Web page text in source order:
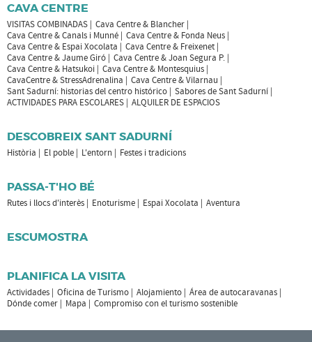
CAVA CENTRE
VISITAS COMBINADAS
Cava Centre & Blancher
Cava Centre & Canals i Munné
Cava Centre & Fonda Neus
Cava Centre & Espai Xocolata
Cava Centre & Freixenet
Cava Centre & Jaume Giró
Cava Centre & Joan Segura P.
Cava Centre & Hatsukoi
Cava Centre & Montesquius
CavaCentre & StressAdrenalina
Cava Centre & Vilarnau
Sant Sadurní: historias del centro histórico
Sabores de Sant Sadurní
ACTIVIDADES PARA ESCOLARES
ALQUILER DE ESPACIOS
DESCOBREIX SANT SADURNÍ
Història El poble L'entorn Festes i tradicions
PASSA-T'HO BÉ
Rutes i llocs d'interès Enoturisme Espai Xocolata Aventura
ESCUMOSTRA
PLANIFICA LA VISITA
Actividades Oficina de Turismo Alojamiento
Área de autocaravanas
Dónde comer
Mapa Compromiso con el turismo sostenible